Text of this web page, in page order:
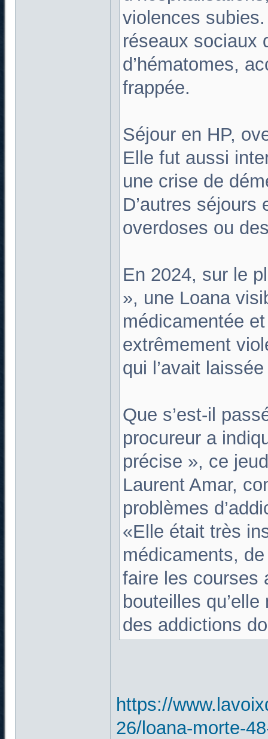
violences
réseaux sociaux
d’hématomes,
frappée.
Séjour en HP,
Elle fut aussi
une crise de
D’autres
overdoses ou
En 2024, sur le
», une Loana
médicamentée
extrêmement
qui l’avait
Que s’est-il
procureur a
précise », ce
Laurent Amar,
problèmes
«Elle était très
médicaments,
faire les courses
bouteilles
des addictions
https://
26/loana-morte-